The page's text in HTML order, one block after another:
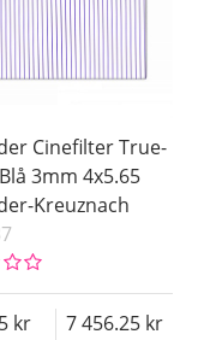
Cinefilter True-
3mm 4x5.65
Kreuznach
7 456.25